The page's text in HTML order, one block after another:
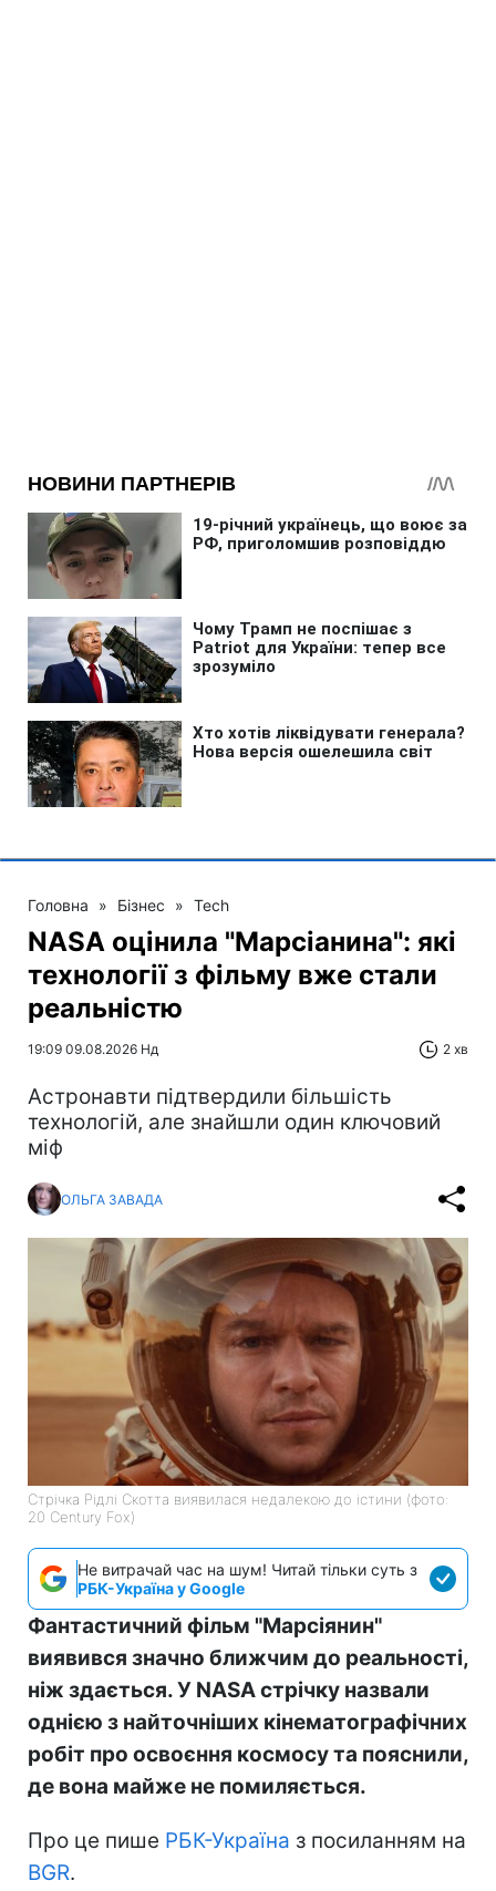
Головна » Бізнес » Tech
NASA оцінила "Марсіанина": які
технології з фільму вже стали
реальністю
19:09 09.08.2026 Нд 2 хв
Астронавти підтвердили більшість
технологій, але знайшли один ключовий
міф
ОЛЬГА ЗАВАДА
Стрічка Рідлі Скотта виявилася недалекою до істини (фото:
20 Century Fox)
Не витрачай час на шум! Читай тільки суть з
РБК-Україна у Google
Фантастичний фільм "Марсіянин"
виявився значно ближчим до реальності,
ніж здається. У NASA стрічку назвали
однією з найточніших кінематографічних
робіт про освоєння космосу та пояснили,
де вона майже не помиляється.
Про це пише РБК-Україна з посиланням на
BGR.